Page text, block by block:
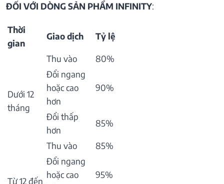
ĐỐI VỚI DÒNG SẢN PHẨM INFINITY:
Thời
gian
Giao dịch Tỷ lệ
Dưới 12
tháng
Thu vào
80%
Đổi ngang
hoặc cao
hơn
90%
Đổi thấp
hơn
85%
Từ 12 đến
Thu vào
85%
Đổi ngang
hoặc cao
95%